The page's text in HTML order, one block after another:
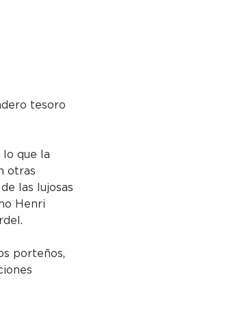
tesoro
lo que la
otras
las lujosas
Henri
porteños,